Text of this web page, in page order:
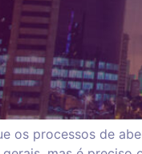
os processos de